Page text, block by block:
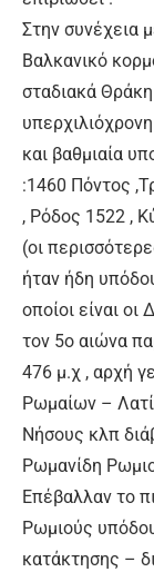
Στην συνέχεια
Βαλκανικό
σταδιακά
και βαθμιαία
:1460 Πόντος
, Ρόδος 1522 ,
(οι
ήταν ήδη
οποίοι είναι
τον 5ο αιώνα
476 μ.χ , αρχή
Ρωμαίων –
Νήσους κλπ
Ρωμανίδη
Επέβαλλαν το
Ρωμιούς
κατάκτησης –